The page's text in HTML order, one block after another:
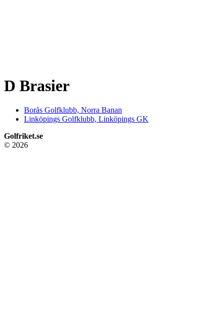
D Brasier
Borås Golfklubb, Norra Banan
Linköpings Golfklubb, Linköpings GK
Golfriket.se
© 2026